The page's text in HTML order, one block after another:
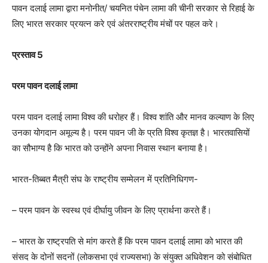
पावन दलाई लामा द्वारा मनोनीत/ चयनित पंचेन लामा की चीनी सरकार से रिहाई के
लिए भारत सरकार प्रयत्न करे एवं अंतरराष्ट्रीय मंचों पर पहल करे।
प्रस्ताव 5
परम पावन दलाई लामा
परम पावन दलाई लामा विश्व की धरोहर हैं। विश्व शांति और मानव कल्याण के लिए
उनका योगदान अमूल्य है। परम पावन जी के प्रति विश्व कृतज्ञ है। भारतवासियों
का सौभाग्य है कि भारत को उन्होंने अपना निवास स्थान बनाया है।
भारत-तिब्बत मैत्री संघ के राष्ट्रीय सम्मेलन में प्रतिनिधिगण-
– परम पावन के स्वस्थ एवं दीर्घायु जीवन के लिए प्रार्थना करते हैं।
– भारत के राष्ट्रपति से मांग करते हैं कि परम पावन दलाई लामा को भारत की
संसद के दोनों सदनों (लोकसभा एवं राज्यसभा) के संयुक्त अधिवेशन को संबोधित